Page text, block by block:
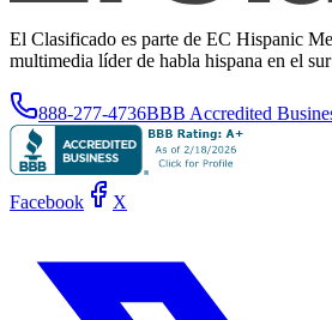
El Clasificado es parte de EC Hispanic
multimedia líder de habla hispana en el
888-277-4736BBB Accredited
Facebook X